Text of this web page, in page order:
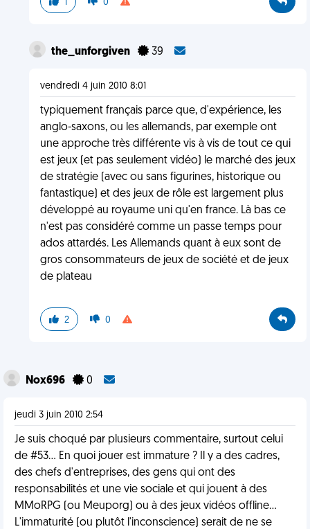
1 0
the_unforgiven 39
vendredi 4 juin 2010 8:01
typiquement français parce que, d'expérience, les
anglo-saxons, ou les allemands, par exemple ont
une approche très différente vis à vis de tout ce qui
est jeux (et pas seulement vidéo) le marché des jeux
de stratégie (avec ou sans figurines, historique ou
fantastique) et des jeux de rôle est largement plus
développé au royaume uni qu'en france. Là bas ce
n'est pas considéré comme un passe temps pour
ados attardés. Les Allemands quant à eux sont de
gros consommateurs de jeux de société et de jeux
de plateau
2 0
Nox696 0
jeudi 3 juin 2010 2:54
Je suis choqué par plusieurs commentaire, surtout celui
de #53... En quoi jouer est immature ? Il y a des cadres,
des chefs d'entreprises, des gens qui ont des
responsabilités et une vie sociale et qui jouent à des
MMoRPG (ou Meuporg) ou à des jeux vidéos offline...
L'immaturité (ou plutôt l'inconscience) serait de ne se